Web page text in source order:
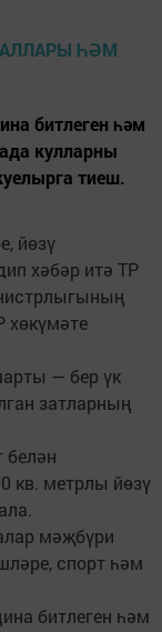
битлеген һәм
кулларны
тиеш.
йөзү
хәбәр итә ТР
хөкүмәте
— бер үк
затларның
белән
кв. метрлы йөзү
мәҗбүри
спорт һәм
битлеген һәм